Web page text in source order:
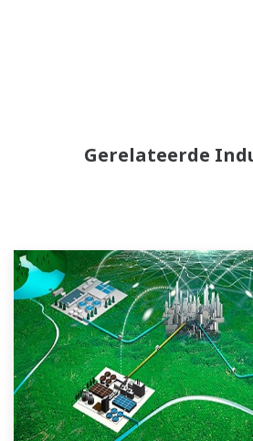
Gerelateerde